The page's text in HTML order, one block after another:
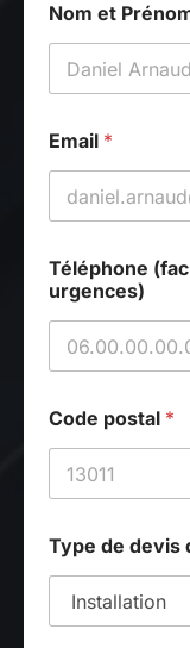
Nom et
Email *
é
l
é
h
n
e
(
a
u
Téléphone
urgences)
Code postal *
Type de devis